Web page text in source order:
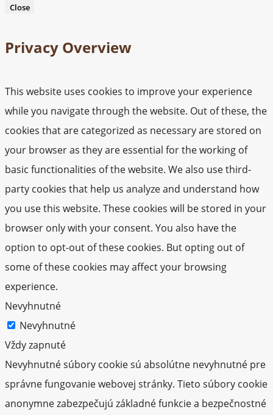
Close
Privacy Overview
This website uses cookies to improve your experience
while you navigate through the website. Out of these, the
cookies that are categorized as necessary are stored on
your browser as they are essential for the working of
basic functionalities of the website. We also use third-
party cookies that help us analyze and understand how
you use this website. These cookies will be stored in your
browser only with your consent. You also have the
option to opt-out of these cookies. But opting out of
some of these cookies may affect your browsing
experience.
Nevyhnutné
Nevyhnutné
Vždy zapnuté
Nevyhnutné súbory cookie sú absolútne nevyhnutné pre
správne fungovanie webovej stránky. Tieto súbory cookie
anonymne zabezpečujú základné funkcie a bezpečnostné